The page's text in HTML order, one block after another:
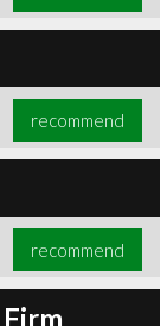
recommend
recommend